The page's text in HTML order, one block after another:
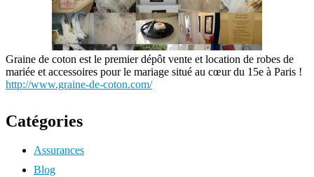
Graine de coton est le premier dépôt vente et location de robes de
mariée et accessoires pour le mariage situé au cœur du 15e à Paris !
http://www.graine-de-coton.com/
Catégories
Assurances
Blog